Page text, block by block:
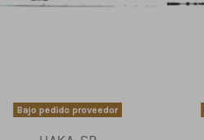
Bajo pedido proveedor